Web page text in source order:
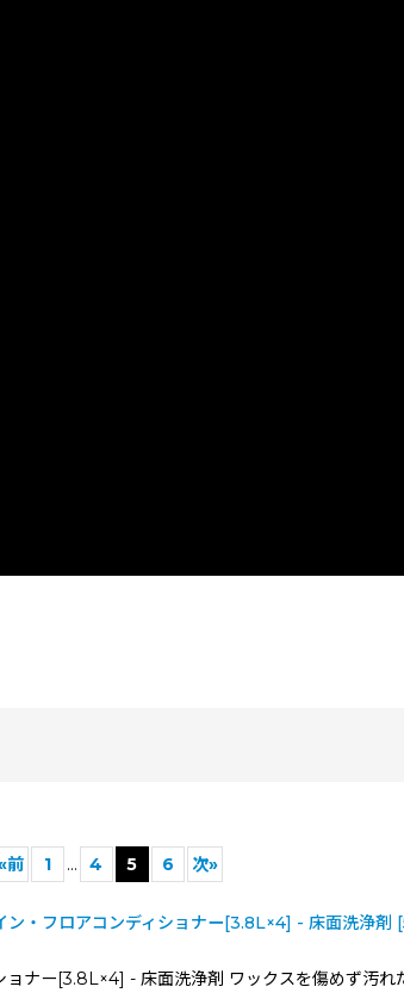
前 1 ... 4 5 6 次»
ン・フロアコンディショナー[3.8L×4] - 床面洗浄剤 [
ナー[3.8L×4] - 床面洗浄剤 ワックスを傷めず汚